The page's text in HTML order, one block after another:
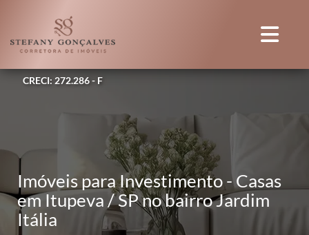
CRECI: 272.286 - F
Imóveis para Investimento - Casas
em Itupeva / SP no bairro Jardim
Itália